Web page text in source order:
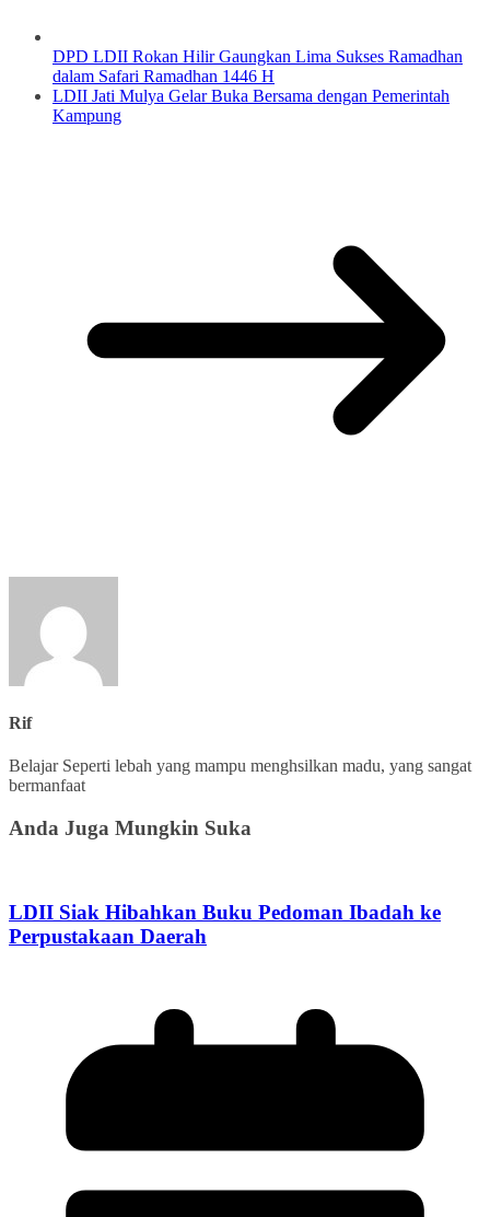
DPD LDII Rokan Hilir Gaungkan Lima Sukses Ramadhan
dalam Safari Ramadhan 1446 H
LDII Jati Mulya Gelar Buka Bersama dengan Pemerintah
Kampung
Rif
Belajar Seperti lebah yang mampu menghsilkan madu, yang sangat
bermanfaat
Anda Juga Mungkin Suka
LDII Siak Hibahkan Buku Pedoman Ibadah ke
Perpustakaan Daerah